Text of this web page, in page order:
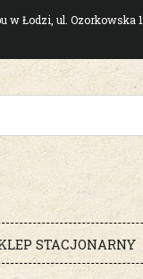
w Łodzi, ul.
STACJONARNY